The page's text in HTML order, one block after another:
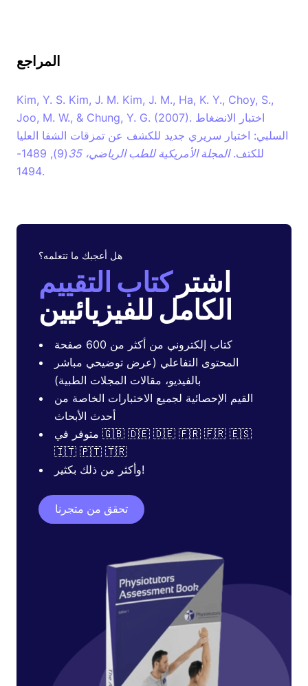
المراجع
Kim, Y. S. Kim, J. M. Kim, J. M., Ha, K. Y., Choy, S.,
Joo, M. W., & Chung, Y. G. (2007). اختبار الانضغاط
السلبي: اختبار سريري جديد للكشف عن تمزقات الشفا العليا
للكتف.المجلة الأمريكية للطب الرياضي، 35
(9), 1489-
1494.
هل أعجبك ما تتعلمه؟
اشتركتاب التقييم
الكامل للفيزيائيين
كتاب إلكتروني من أكثر من 600 صفحة
المحتوى التفاعلي (عرض توضيحي مباشر
بالفيديو، مقالات المجلات الطبية)
القيم الإحصائية لجميع الاختبارات الخاصة من
أحدث الأبحاث
متوفر في 🇬🇧 🇩🇪 🇩🇪 🇫🇷 🇫🇷 🇪🇸
🇮🇹 🇵🇹 🇹🇷
وأكثر من ذلك بكثير!
تحقق من متجرنا